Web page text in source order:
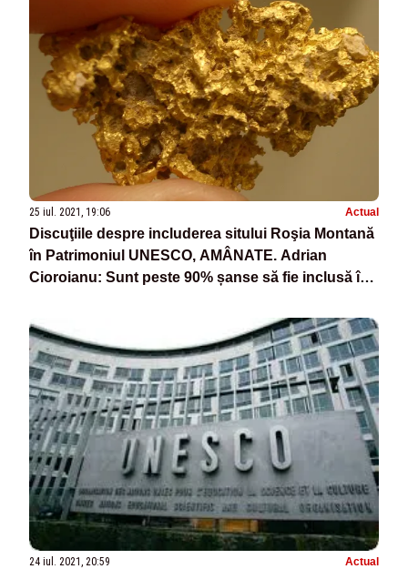
25 iul. 2021, 19:06 Actual
Discuţiile despre includerea sitului Roşia Montană
în Patrimoniul UNESCO, AMÂNATE. Adrian
Cioroianu: Sunt peste 90% șanse să fie inclusă în
24 iul. 2021, 20:59 Actual